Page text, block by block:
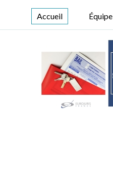
Accueil Équipe